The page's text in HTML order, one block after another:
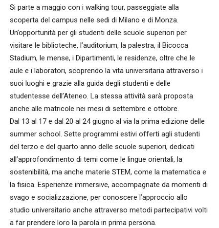
Si parte a maggio con i walking tour, passeggiate alla
scoperta del campus nelle sedi di Milano e di Monza.
Un’opportunità per gli studenti delle scuole superiori per
visitare le biblioteche, l’auditorium, la palestra, il Bicocca
Stadium, le mense, i Dipartimenti, le residenze, oltre che le
aule e i laboratori, scoprendo la vita universitaria attraverso i
suoi luoghi e grazie alla guida degli studenti e delle
studentesse dell’Ateneo. La stessa attività sarà proposta
anche alle matricole nei mesi di settembre e ottobre.
Dal 13 al 17 e dal 20 al 24 giugno al via la prima edizione delle
summer school. Sette programmi estivi offerti agli studenti
del terzo e del quarto anno delle scuole superiori, dedicati
all’approfondimento di temi come le lingue orientali, la
sostenibilità, ma anche materie STEM, come la matematica e
la fisica. Esperienze immersive, accompagnate da momenti di
svago e socializzazione, per conoscere l’approccio allo
studio universitario anche attraverso metodi partecipativi volti
a far prendere loro la parola in prima persona.